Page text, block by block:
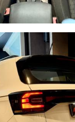
TikTok
un auto
sezione